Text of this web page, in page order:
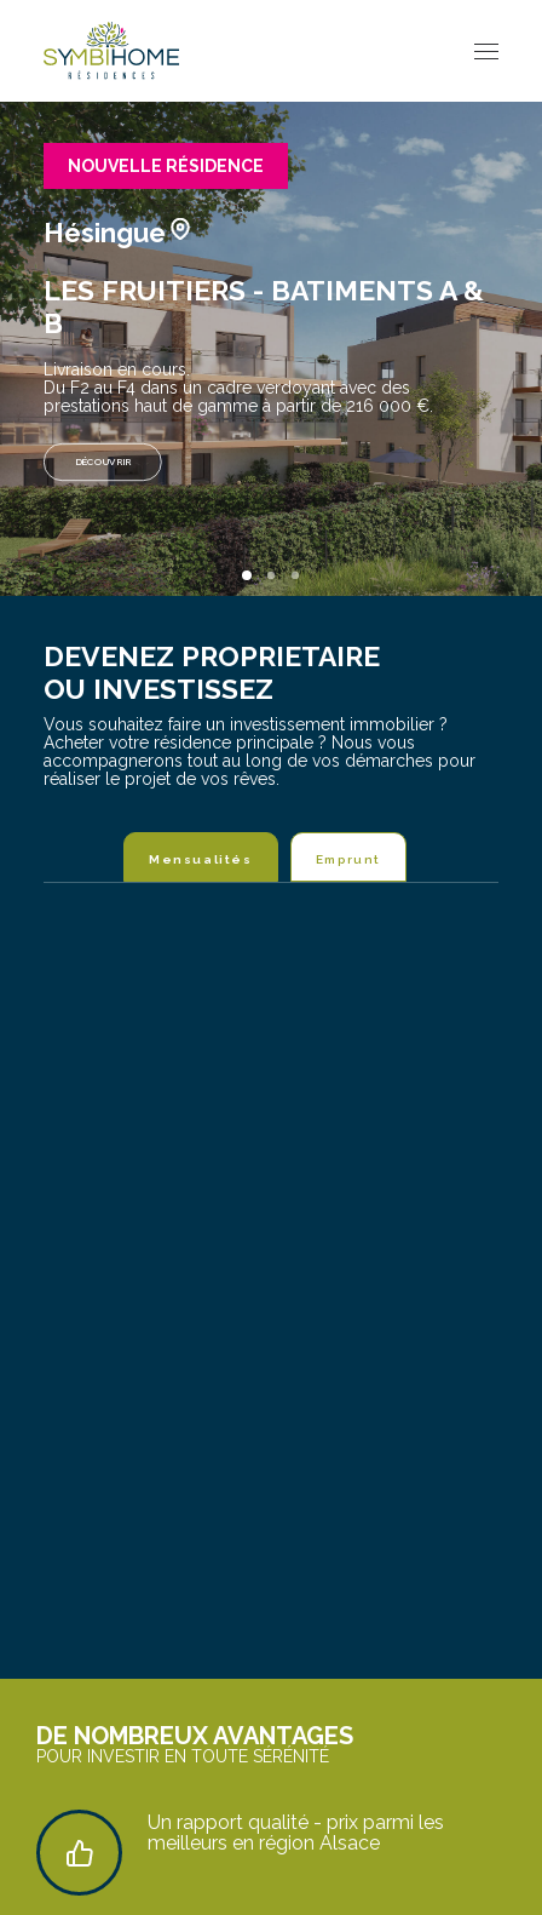
ACCUEIL
NOS RÉSIDENCES
Toutes nos résidences
LA CLAIRIERE & SYMBIOSE
Travaux en cours
LES FRUITIERS Travaux en cours
AMARANTE
INDIGO
ODAYA
KAPLAN C
KAPLAN D
NOS ACTUALITÉS
CONTACTEZ-NOUS
NOUVELLE RÉSIDENCE
Hésingue
LES FRUITIERS - BATIMENTS A &
B
Livraison en cours.
Du F2 au F4 dans un cadre verdoyant avec des
prestations haut de gamme à partir de 216 000 €.
DÉCOUVRIR
DEVENEZ PROPRIETAIRE
OU INVESTISSEZ
Vous souhaitez faire un investissement immobilier ?
Acheter votre résidence principale ? Nous vous
accompagnerons tout au long de vos démarches pour
réaliser le projet de vos rêves.
Mensualités Emprunt
DE NOMBREUX AVANTAGES
POUR INVESTIR EN TOUTE SÉRÉNITÉ
Un rapport qualité - prix parmi les
meilleurs en région Alsace